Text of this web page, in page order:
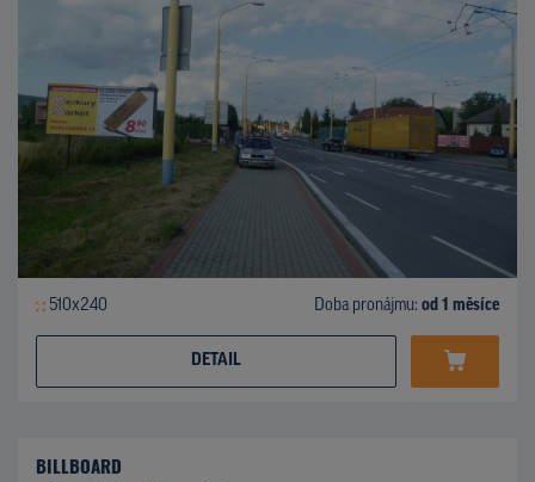
510x240 Doba pronájmu: od 1 měsíce
DETAIL
BILLBOARD